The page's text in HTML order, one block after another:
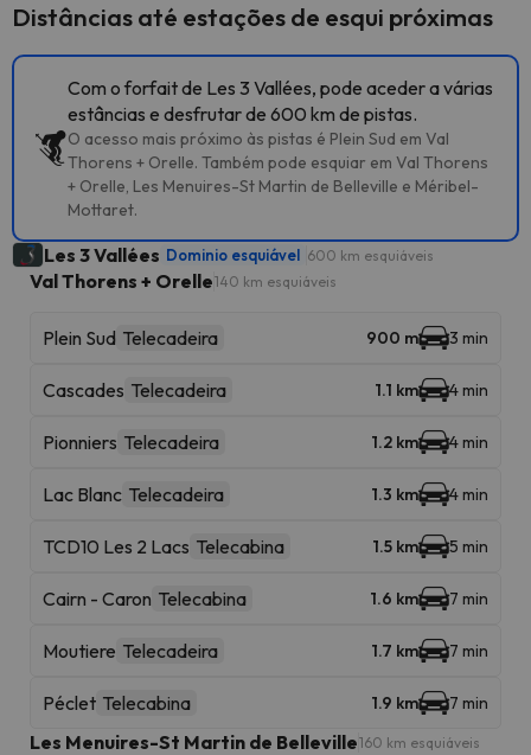
Distâncias até estações de esqui próximas
Com o forfait de Les 3 Vallées, pode aceder a várias
estâncias e desfrutar de 600 km de pistas.
O acesso mais próximo às pistas é Plein Sud em Val
Thorens + Orelle. Também pode esquiar em Val Thorens
+ Orelle, Les Menuires-St Martin de Belleville e Méribel-
Mottaret.
Les 3 Vallées Dominio esquiável 600 km esquiáveis
Val Thorens + Orelle140 km esquiáveis
Plein Sud Telecadeira 900 m 3 min
Cascades Telecadeira 1.1 km 4 min
Pionniers Telecadeira 1.2 km 4 min
Lac Blanc Telecadeira 1.3 km 4 min
TCD10 Les 2 Lacs Telecabina 1.5 km 5 min
Cairn - Caron Telecabina 1.6 km 7 min
Moutiere Telecadeira 1.7 km 7 min
Péclet Telecabina 1.9 km 7 min
Les Menuires-St Martin de Belleville160 km esquiáveis